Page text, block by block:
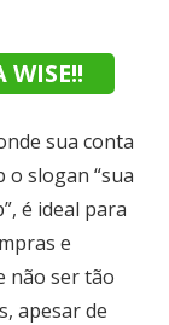
WISE!!
sua conta
o slogan “sua
é ideal para
e
não ser tão
apesar de